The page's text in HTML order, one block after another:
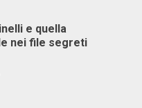
e quella
nei file segreti